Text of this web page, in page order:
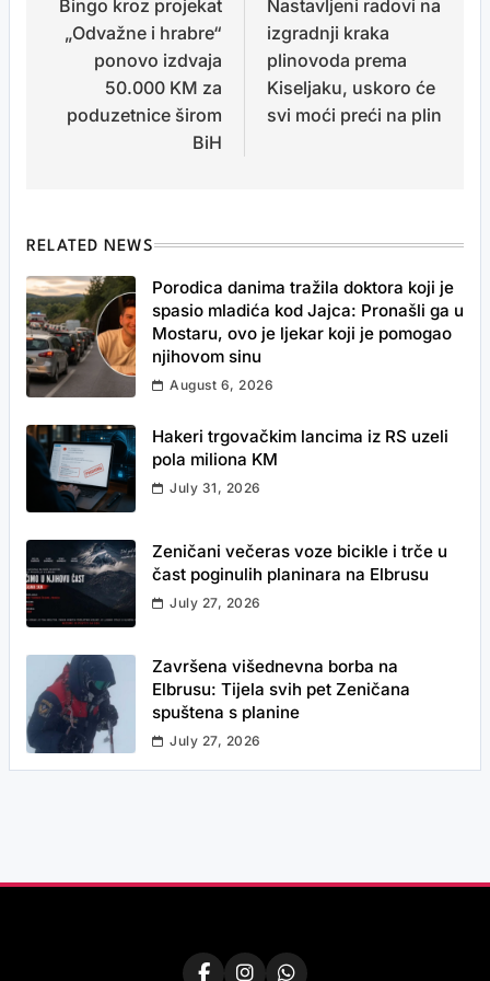
navigation
Bingo kroz projekat
„Odvažne i hrabre“
ponovo izdvaja
50.000 KM za
poduzetnice širom
BiH
Nastavljeni radovi na
izgradnji kraka
plinovoda prema
Kiseljaku, uskoro će
svi moći preći na plin
RELATED NEWS
Porodica danima tražila doktora koji je
spasio mladića kod Jajca: Pronašli ga u
Mostaru, ovo je ljekar koji je pomogao
njihovom sinu
August 6, 2026
Hakeri trgovačkim lancima iz RS uzeli
pola miliona KM
July 31, 2026
Zeničani večeras voze bicikle i trče u
čast poginulih planinara na Elbrusu
July 27, 2026
Završena višednevna borba na
Elbrusu: Tijela svih pet Zeničana
spuštena s planine
July 27, 2026